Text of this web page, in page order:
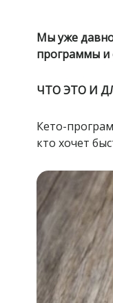
Мы уже давно
программы и
ЧТО ЭТО И
Кето-
кто хочет